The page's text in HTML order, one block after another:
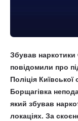
Збував наркотики
повідомили про
Поліція
Борщагівка
який збував
локаціях. За